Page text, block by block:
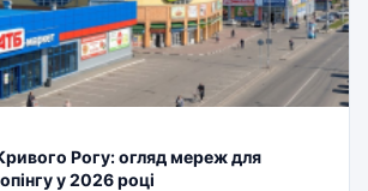
Рогу: огляд мереж для
у 2026 році